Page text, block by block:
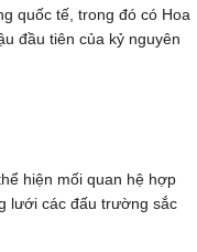
quốc tế, trong đó có Hoa
đầu tiên của kỷ nguyên
hiện mối quan hệ hợp
lưới các đấu trường sắc